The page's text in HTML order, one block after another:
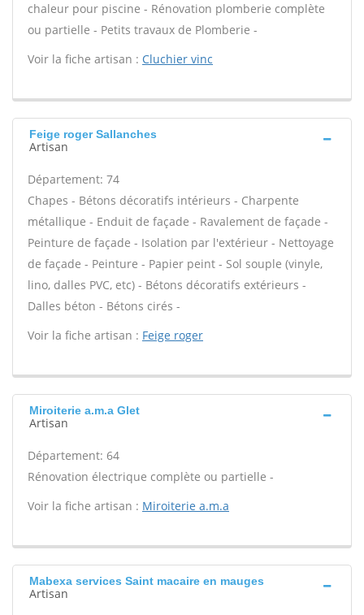
chaleur pour piscine - Rénovation plomberie complète
ou partielle - Petits travaux de Plomberie -
Voir la fiche artisan : Cluchier vinc
Feige roger Sallanches
Artisan
Département: 74
Chapes - Bétons décoratifs intérieurs - Charpente
métallique - Enduit de façade - Ravalement de façade -
Peinture de façade - Isolation par l'extérieur - Nettoyage
de façade - Peinture - Papier peint - Sol souple (vinyle,
lino, dalles PVC, etc) - Bétons décoratifs extérieurs -
Dalles béton - Bétons cirés -
Voir la fiche artisan : Feige roger
Miroiterie a.m.a Glet
Artisan
Département: 64
Rénovation électrique complète ou partielle -
Voir la fiche artisan : Miroiterie a.m.a
Mabexa services Saint macaire en mauges
Artisan